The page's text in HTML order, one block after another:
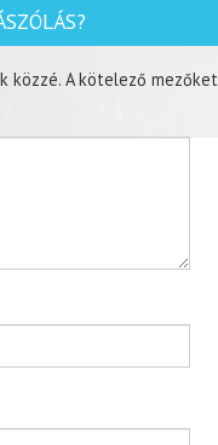
közzé. A kötelező mezőket